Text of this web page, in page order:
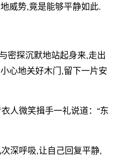
威势,竟是能够平静如此.
密探沉默地站起身来,走出
心地关好木门,留下一片安
人微笑揖手一礼说道：“东
深呼吸,让自己回复平静,